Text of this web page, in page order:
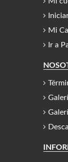
Mi
Ir a